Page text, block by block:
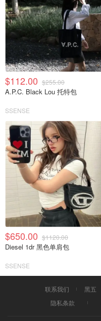
$112.00 $255.00
A.P.C. Black Lou 托特包
SSENSE
$650.00 $1120.00
Diesel 1dr 黑色单肩包
SSENSE
联系我们 黑五
隐私条款